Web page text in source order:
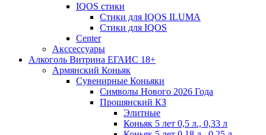
IQOS стики
Стики для IQOS ILUMA
Стики для IQOS
Сenter
Акссессуары
Алкоголь Витрина ЕГАИС 18+
Армянский Коньяк
Сувенирные Коньяки
Символы Нового 2026 Года
Прошянский КЗ
Элитные
Коньяк 5 лет 0,5 л., 0,33 л